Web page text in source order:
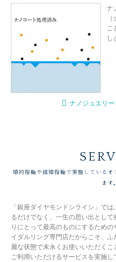
ナ
こ
し
ナノジュエリ
婚約指輪や結婚指輪で実施しているオ
ます。
「銀座ダイヤモンドシライシ」で
るだけでなく、一生の思い出とし
りにとって最高のものにするため
イダルリング専門店だからこそ、
麗な状態で末永くお使いいただく
ご利用いただけるサービスを実施し